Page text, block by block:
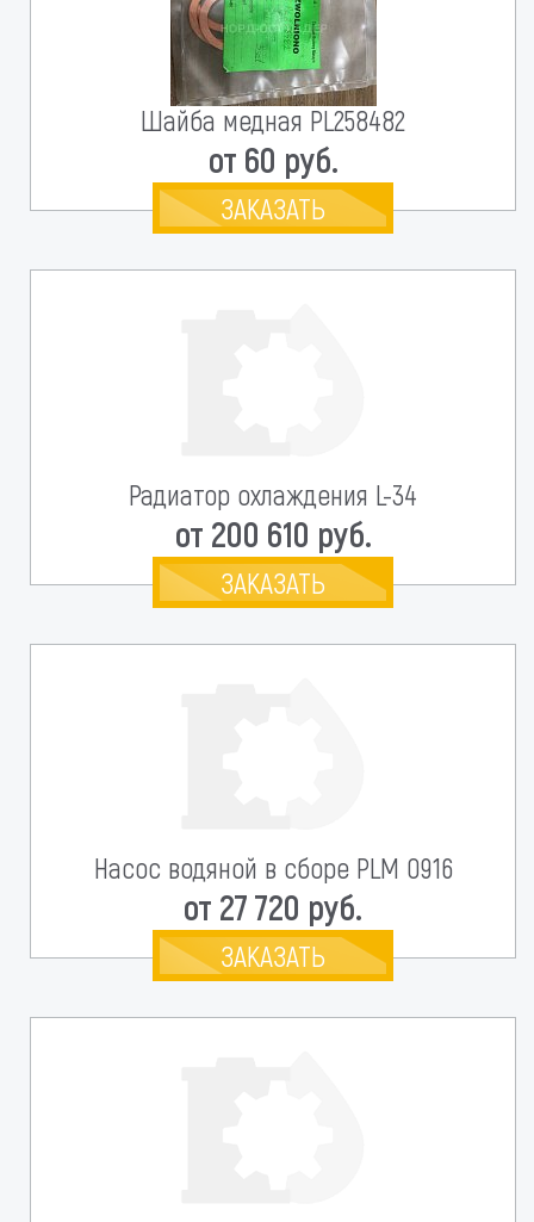
Шайба медная PL258482
от 60 руб.
ЗАКАЗАТЬ
Радиатор охлаждения L-34
от 200 610 руб.
ЗАКАЗАТЬ
Насос водяной в сборе PLM 0916
от 27 720 руб.
ЗАКАЗАТЬ